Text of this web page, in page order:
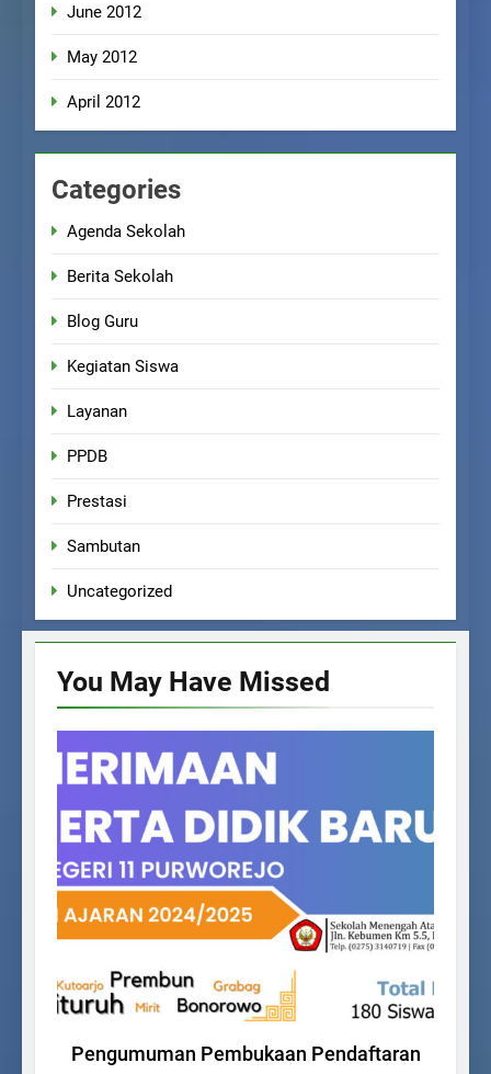
June 2012
May 2012
April 2012
Categories
Agenda Sekolah
Berita Sekolah
Blog Guru
Kegiatan Siswa
Layanan
PPDB
Prestasi
Sambutan
Uncategorized
You May Have Missed
PPDB
Pengumuman Pembukaan Pendaftaran